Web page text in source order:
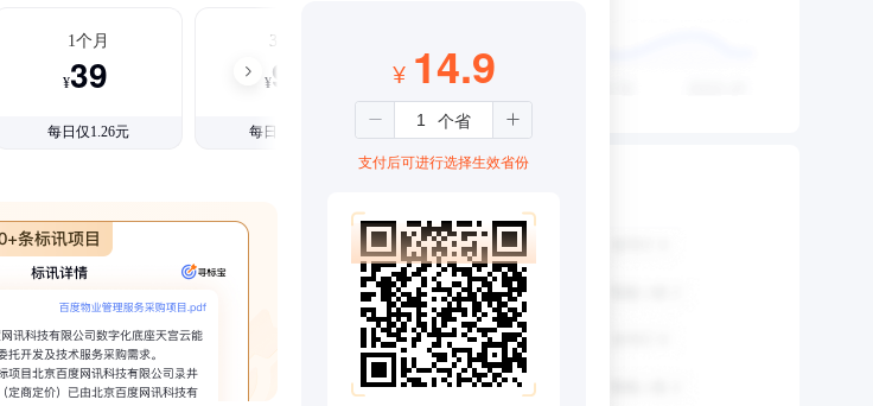
1个月
¥39
每日仅1.26元
3个月
¥99
每日仅1.08元
¥ 14.9
支付后可进行选择生效省份